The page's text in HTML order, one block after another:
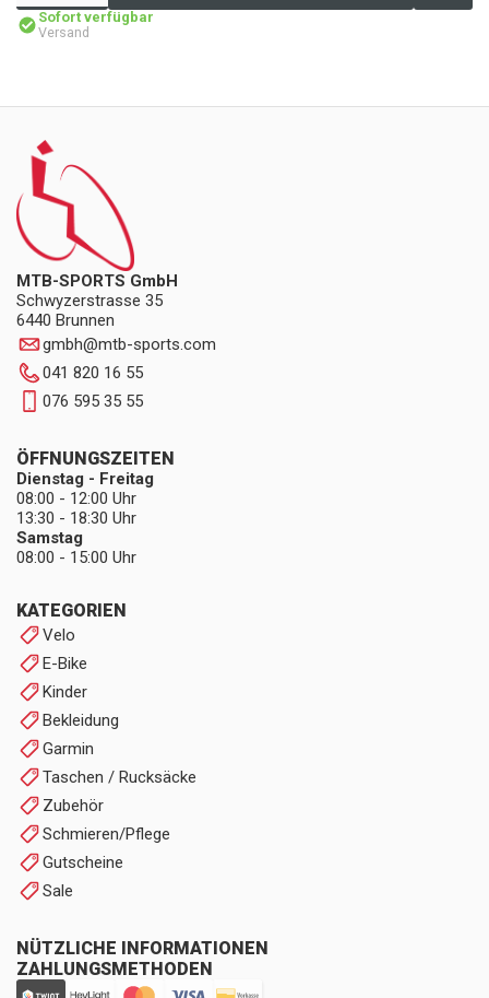
Sofort verfügbar
Versand
MTB-SPORTS GmbH
Schwyzerstrasse 35
6440 Brunnen
gmbh@mtb-sports.com
041 820 16 55
076 595 35 55
KATEGORIEN
Velo
E-Bike
Kinder
Bekleidung
Garmin
Taschen / Rucksäcke
Zubehör
Schmieren/Pflege
Gutscheine
Sale
NÜTZLICHE INFORMATIONEN
ZAHLUNGSMETHODEN
ÖFFNUNGSZEITEN
Dienstag - Freitag
08:00 - 12:00 Uhr
13:30 - 18:30 Uhr
Samstag
08:00 - 15:00 Uhr